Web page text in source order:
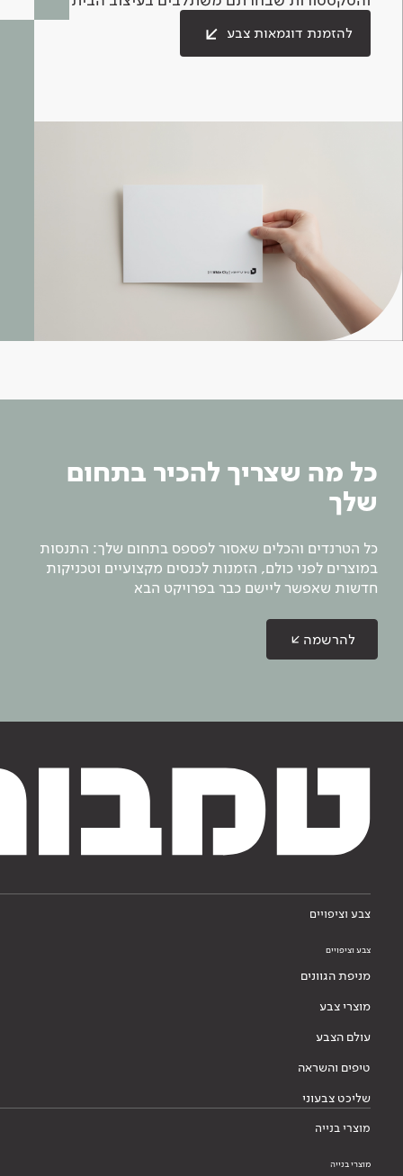
להזמנת דוגמאות צבע
כל מה שצריך להכיר בתחום
שלך
כל הטרנדים והכלים שאסור לפספס בתחום שלך: התנסות
במוצרים לפני כולם, הזמנות לכנסים מקצועיים וטכניקות
חדשות שאפשר ליישם כבר בפרויקט הבא
להרשמה
צבע וציפויים
צבע וציפויים
מניפת הגוונים
מוצרי צבע
עולם הצבע
טיפים והשראה
שליכט צבעוני
מוצרי בנייה
מוצרי בנייה